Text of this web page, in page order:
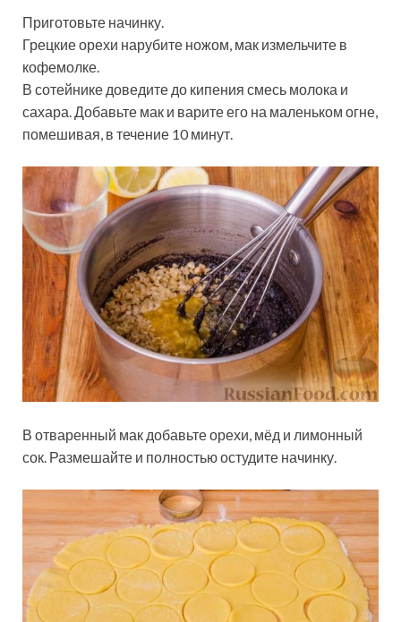
Приготовьте начинку.
Грецкие орехи нарубите ножом, мак измельчите в
кофемолке.
В сотейнике доведите до кипения смесь молока и
сахара. Добавьте мак и варите его на маленьком огне,
помешивая, в течение 10 минут.
В отваренный мак добавьте орехи, мёд и лимонный
сок. Размешайте и полностью остудите начинку.